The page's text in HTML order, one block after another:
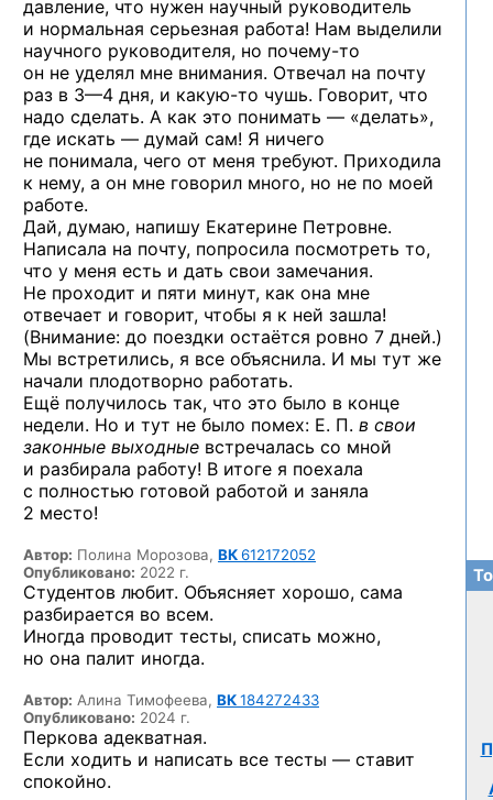
давление, что нужен научный руководитель
и нормальная серьезная работа! Нам выделили
научного руководителя, но почему-то
он не уделял мне внимания. Отвечал на почту
раз в 3—4 дня, и какую-то чушь. Говорит, что
надо сделать. А как это понимать — «делать»,
где искать — думай сам! Я ничего
не понимала, чего от меня требуют. Приходила
к нему, а он мне говорил много, но не по моей
работе.
Дай, думаю, напишу Екатерине Петровне.
Написала на почту, попросила посмотреть то,
что у меня есть и дать свои замечания.
Не проходит и пяти минут, как она мне
отвечает и говорит, чтобы я к ней зашла!
(Внимание: до поездки остаётся ровно 7 дней.)
Мы встретились, я все объяснила. И мы тут же
начали плодотворно работать.
Ещё получилось так, что это было в конце
недели. Но и тут не было помех: Е. П. в свои
законные выходные встречалась со мной
и разбирала работу! В итоге я поехала
с полностью готовой работой и заняла
2 место!
Автор: Полина Морозова, ВК612172052
Опубликовано: 2022 г.
Студентов любит. Объясняет хорошо, сама
разбирается во всем.
Иногда проводит тесты, списать можно,
но она палит иногда.
Автор: Алина Тимофеева, ВК184272433
Опубликовано: 2024 г.
Перкова адекватная.
Если ходить и написать все тесты — ставит
спокойно.